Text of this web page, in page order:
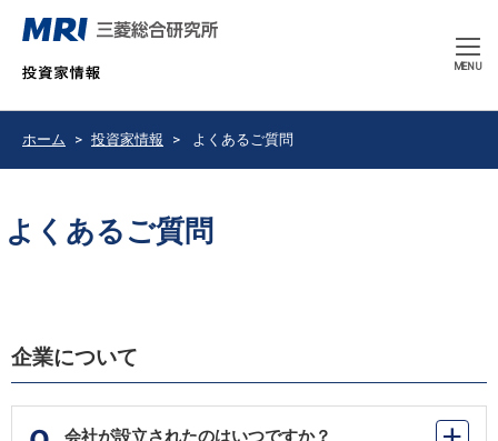
CLOSE
MENU
ホーム 投資家情報 よくあるご質問
よくあるご質問
企業について
会社が設立されたのはいつですか？